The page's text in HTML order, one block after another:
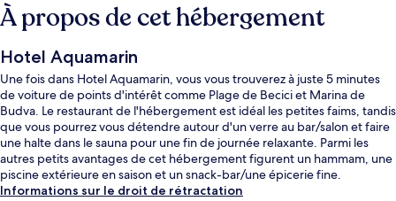
À propos de cet hébergement
Hotel Aquamarin
Une fois dans Hotel Aquamarin, vous vous trouverez à juste 5 minutes
de voiture de points d'intérêt comme Plage de Becici et Marina de
Budva. Le restaurant de l'hébergement est idéal les petites faims, tandis
que vous pourrez vous détendre autour d'un verre au bar/salon et faire
une halte dans le sauna pour une fin de journée relaxante. Parmi les
autres petits avantages de cet hébergement figurent un hammam, une
piscine extérieure en saison et un snack-bar/une épicerie fine.
Informations sur le droit de rétractation